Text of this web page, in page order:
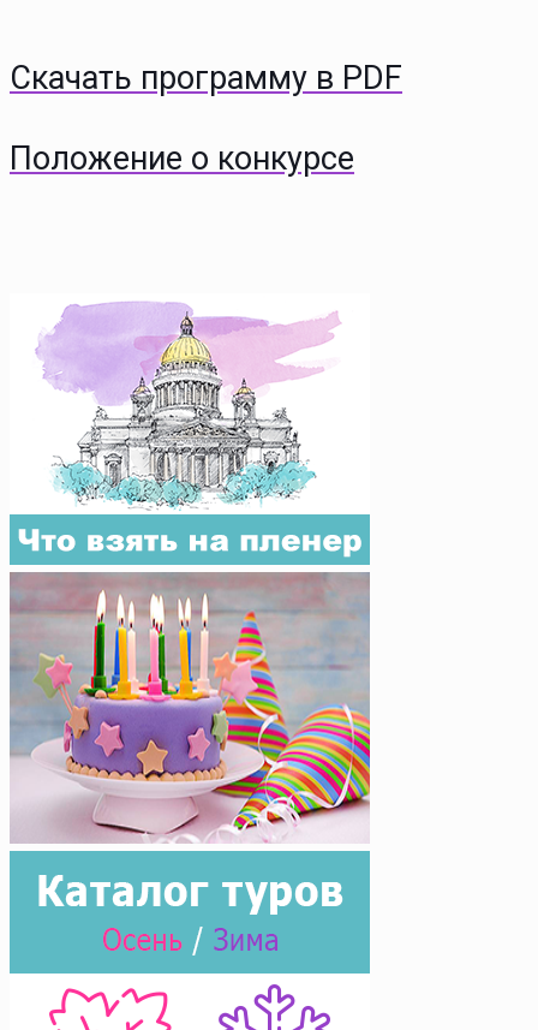
Скачать программу в PDF
Положение о конкурсе